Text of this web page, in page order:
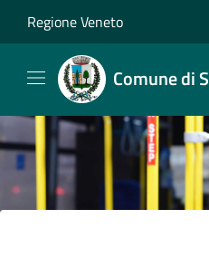
Regione Veneto
Comune di